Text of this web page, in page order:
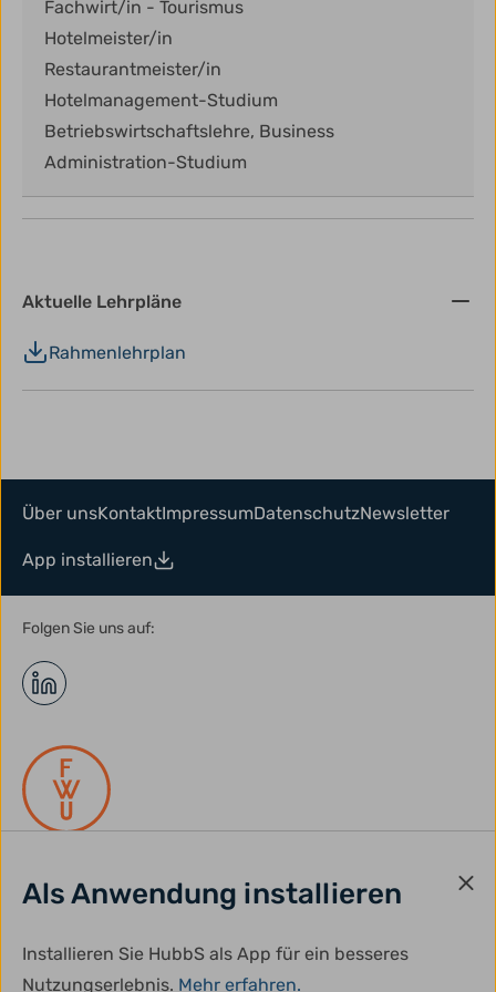
Fachwirt/in - Tourismus
Hotelmeister/in
Restaurantmeister/in
Hotelmanagement-Studium
Betriebswirtschaftslehre, Business
Administration-Studium
Aktuelle Lehrpläne
Rahmenlehrplan
Als Anwendung installieren
Installieren Sie HubbS als App für ein besseres
Nutzungserlebnis. Mehr erfahren.
Über unsKontaktImpressumDatenschutzNewsletter
App installieren
Folgen Sie uns auf:
gefördert durch: